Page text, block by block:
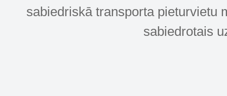
sabiedriskā transporta pieturvietu
sabiedrotais